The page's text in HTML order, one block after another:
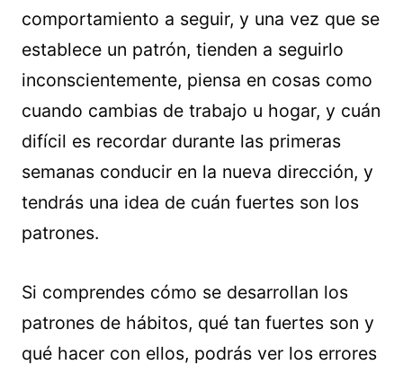
comportamiento a seguir, y una vez que se
establece un patrón, tienden a seguirlo
inconscientemente, piensa en cosas como
cuando cambias de trabajo u hogar, y cuán
difícil es recordar durante las primeras
semanas conducir en la nueva dirección, y
tendrás una idea de cuán fuertes son los
patrones.
Si comprendes cómo se desarrollan los
patrones de hábitos, qué tan fuertes son y
qué hacer con ellos, podrás ver los errores